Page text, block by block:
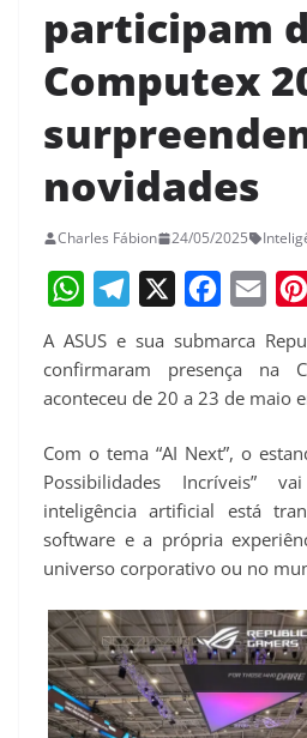
participam
Computex
novidades
Charles Fábion 24/05/2025
h
a
s
A
p
p
e
l
g
r
a
m
a
c
b
o
o
k
m
a
l
i
n
e
r
e
s
t
A ASUS e sua submarca
confirmaram presença na
aconteceu de 20 a 23 de maio
Com o tema “AI Next”, o
Possibilidades Incríveis”
inteligência artificial está
software e a própria
universo corporativo ou no